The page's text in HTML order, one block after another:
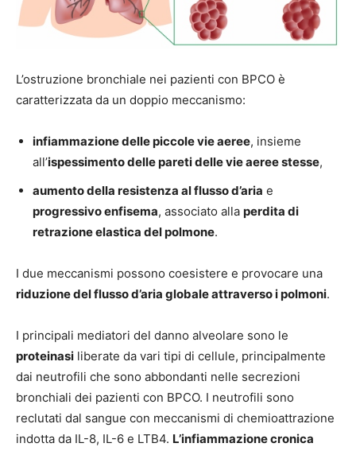
L’ostruzione bronchiale nei pazienti con BPCO è
caratterizzata da un doppio meccanismo:
infiammazione delle piccole vie aeree, insieme
all’ispessimento delle pareti delle vie aeree stesse,
aumento della resistenza al flusso d’aria e
progressivo enfisema, associato alla perdita di
retrazione elastica del polmone.
I due meccanismi possono coesistere e provocare una
riduzione del flusso d’aria globale attraverso i polmoni.
I principali mediatori del danno alveolare sono le
proteinasi liberate da vari tipi di cellule, principalmente
dai neutrofili che sono abbondanti nelle secrezioni
bronchiali dei pazienti con BPCO. I neutrofili sono
reclutati dal sangue con meccanismi di chemioattrazione
indotta da IL-8, IL-6 e LTB4. L’infiammazione cronica